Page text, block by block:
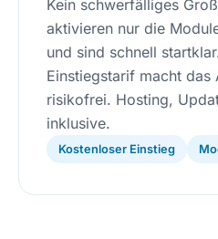
Kein schwerfälliges
aktivieren nur die
und sind schnell
Einstiegstarif macht das
risikofrei. Hosting,
inklusive.
Kostenloser Einstieg